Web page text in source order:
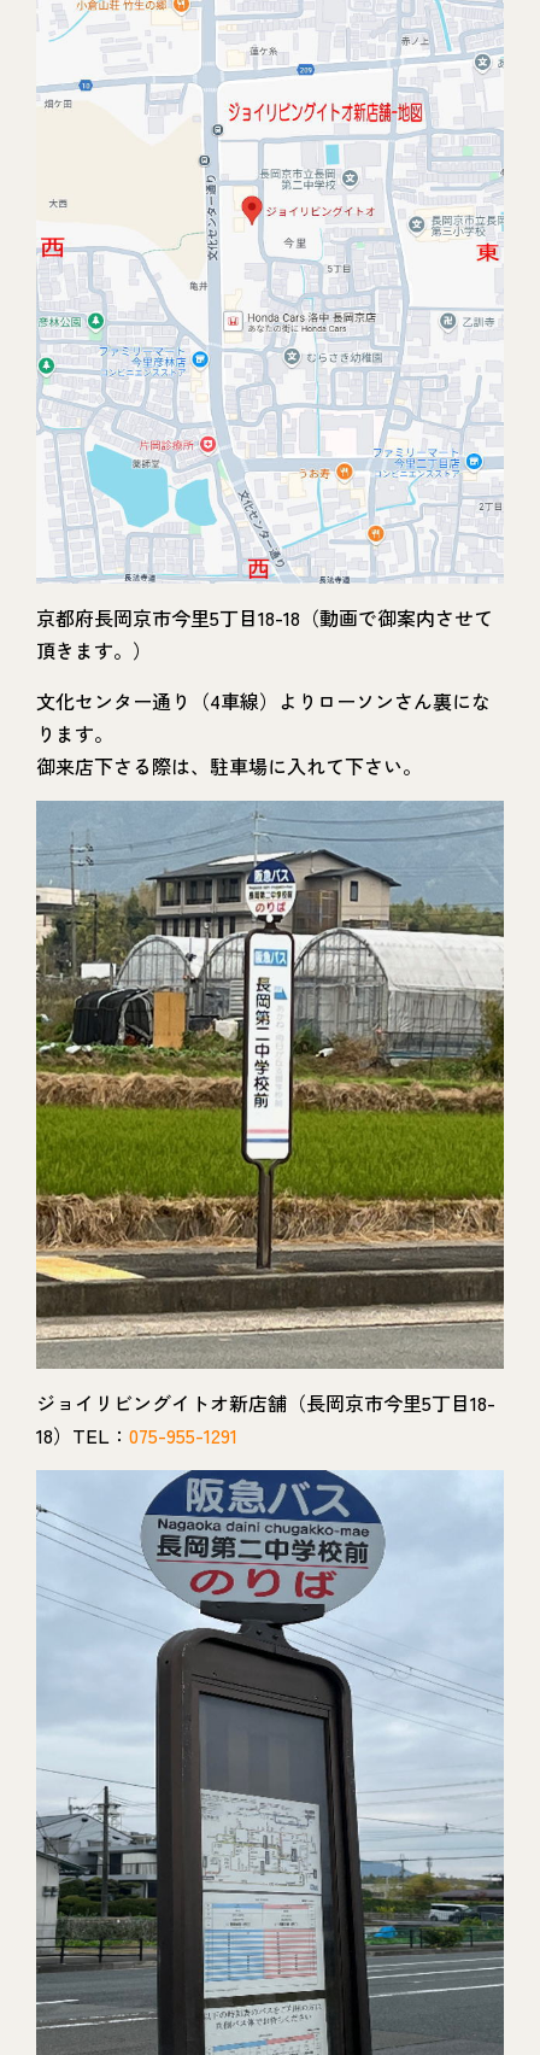
京都府長岡京市今里5丁目18-18（動画で御案内させて
頂きます。）
文化センター通り（4車線）よりローソンさん裏にな
ります。
御来店下さる際は、駐車場に入れて下さい。
ジョイリビングイトオ新店舗（長岡京市今里5丁目18-
18）TEL： 075-955-1291